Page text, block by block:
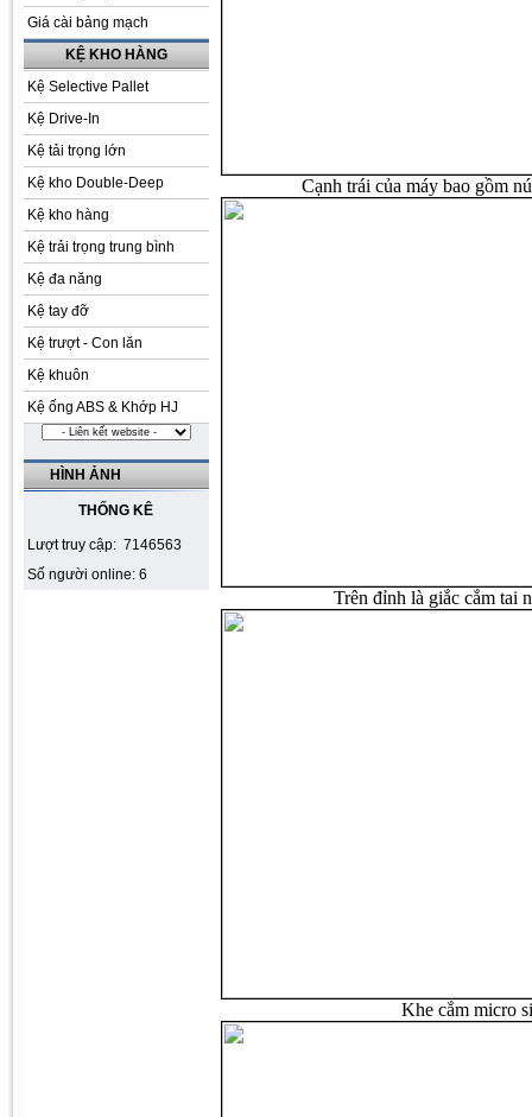
Giá cài bảng mạch
KỆ KHO HÀNG
Kệ Selective Pallet
Kệ Drive-In
Kệ tải trọng lớn
Kệ kho Double-Deep
Kệ kho hàng
Kệ trải trọng trung bình
Kệ đa năng
Kệ tay đỡ
Kệ trượt - Con lăn
Kệ khuôn
Kệ ống ABS & Khớp HJ
HÌNH ẢNH
THỐNG KÊ
Lượt truy cập: 7146563
Số người online: 6
Cạnh trái của máy bao gồm
Trên đỉnh là giắc cắm tai
Khe cắm micro